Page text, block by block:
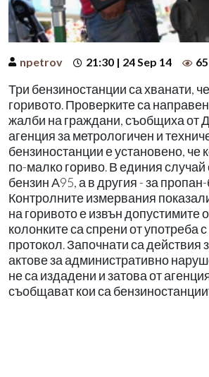
npetrov 21:30 | 24 Sep 14
Три бензиностанции са хванати,
горивото. Проверките са
жалби на граждани, съобщиха от
агенция за метрологичен и
бензиностанции е установено, че
по-малко гориво. В единия случай
бензин А95, а в другия - за
Контролните измервания
на горивото е извън допустимите
колонките са спрени от употреба с
протокол. Започнати са действия
актове за административно
не са издадени и затова от
съобщават кои са